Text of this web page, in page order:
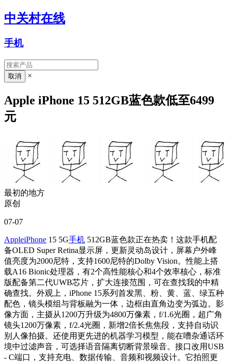
中关村在线
手机
×
Apple iPhone 15 512GB蓝色款低至6499
元
最初的地方
原创
07-07
AppleiPhone 15 5G手机 512GB蓝色款正在热卖！这款手机配
备OLED Super Retina显示屏，更新灵动岛设计，屏幕户外峰
值亮度为2000尼特，支持1600尼特的Dolby Vision。性能上搭
载A16 Bionic处理器，有2个高性能核心和4个效率核心，标准
版配备第二代UWB芯片，扩大连接范围，可在查找我的中精
确查找。外观上，iPhone 15系列首发黑、粉、黄、蓝、绿五种
配色，镜头模组与背板融为一体，边框由直角边变为弧边。影
像方面，主摄从1200万升级为4800万像素，f/1.6光圈，超广角
镜头1200万像素，f/2.4光圈，新增2倍长焦焦段，支持自动识
别人像拍摄。还使用更先进的机器学习模型，能在嘈杂通话环
境中过滤声音，可选择语音隔离切断背景噪音。接口改用USB
- C端口，支持充电、数据传输、音频和视频设计。它拍照更